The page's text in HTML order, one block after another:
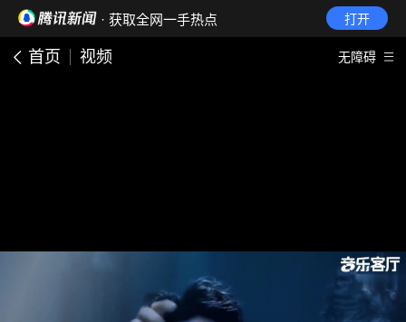
· 获取全网一手热点 打开
首页 视频 无障碍